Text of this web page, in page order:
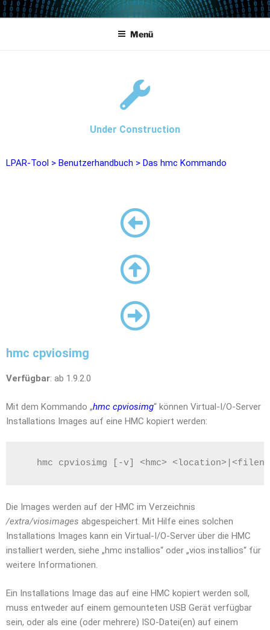
POWERCAMPUS 01
Home of the LPAR-Tool
Menü
Under Construction
LPAR-Tool > Benutzerhandbuch > Das hmc Kommando
hmc cpviosimg
Verfügbar: ab 1.9.2.0
Mit dem Kommando „hmc cpviosimg“ können Virtual-I/O-Server
Installations Images auf eine HMC kopiert werden:
hmc cpviosimg [-v] <hmc>
Die Images werden auf der HMC im Verzeichnis
/extra/viosimages abgespeichert. Mit Hilfe eines solchen
Installations Images kann ein Virtual-I/O-Server über die HMC
installiert werden, siehe „hmc installios“ oder „vios installios“ für
weitere Informationen.
Ein Installations Image das auf eine HMC kopiert werden soll,
muss entweder auf einem gemounteten USB Gerät verfügbar
sein, oder als eine (oder mehrere) ISO-Datei(en) auf einem